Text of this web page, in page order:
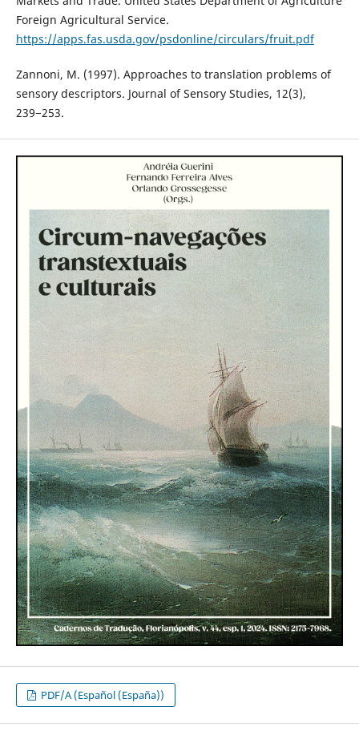
Foreign Agricultural Service.
https://apps.fas.usda.gov/psdonline/circulars/fruit.pdf
Zannoni, M. (1997). Approaches to translation problems of
sensory descriptors. Journal of Sensory Studies, 12(3),
239−253.
PDF/A (Español (España))